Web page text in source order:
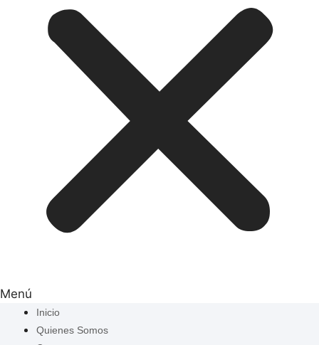
Menú
Inicio
Quienes Somos